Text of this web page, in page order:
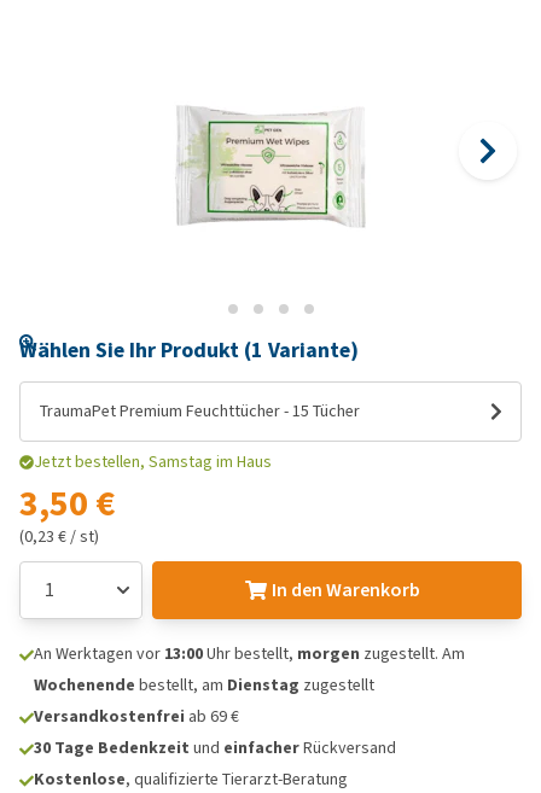
Wählen Sie Ihr Produkt (1 Variante)
TraumaPet Premium Feuchttücher - 15 Tücher
Jetzt bestellen, Samstag im Haus
3,50 €
(0,23 € / st)
In den Warenkorb
An Werktagen vor 13:00Uhr bestellt, morgen zugestellt. Am
Wochenende bestellt, am Dienstag zugestellt
Versandkostenfrei ab 69 €
30 Tage Bedenkzeit und einfacherRückversand
Kostenlose, qualifizierte Tierarzt-Beratung